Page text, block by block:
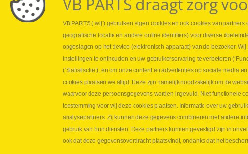
Webshop
Nieuws
Jobs
Leveringen
Drukcontrole set
Persmaten
Hydraulische slangen
Contact VB Parts
Abraham Hansstraat 7
B-8800 Roeselare
VB PARTS (‘wij’) gebruiken eigen cookies en ook cookies van
geografische locatie en andere online identifiers) voor diverse
opgeslagen op het device (elektronisch apparaat) van de bezoeker.
instellingen te onthouden en uw gebruikerservaring te verbeteren
(‘Statistische’), en om onze content en advertenties op sociale media
cookies plaatsen we altijd. Deze zijn namelijk noodzakelijk om de
waarvoor deze persoonsgegevens worden ingevuld. Niet-functionele
toestemming voor wij deze cookies plaatsen. Informatie over uw
analysepartners. Zij kunnen deze gegevens combineren met andere
gebruik van hun diensten. Deze partners kunnen gevestigd zijn in
ook dat deze gegevensoverdracht plaatsvindt, ondanks dat het